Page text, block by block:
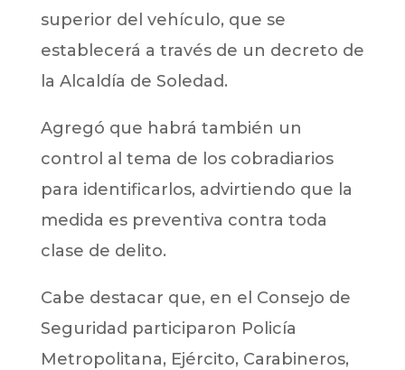
superior del vehículo, que se
establecerá a través de un decreto de
la Alcaldía de Soledad.
Agregó que habrá también un
control al tema de los cobradiarios
para identificarlos, advirtiendo que la
medida es preventiva contra toda
clase de delito.
Cabe destacar que, en el Consejo de
Seguridad participaron Policía
Metropolitana, Ejército, Carabineros,